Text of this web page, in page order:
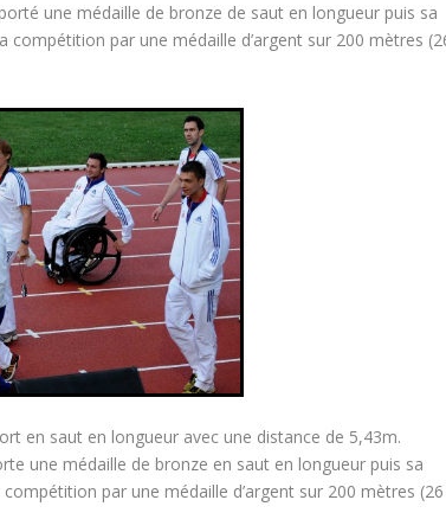
une médaille de bronze de saut en longueur puis sa
compétition par une médaille d’argent sur 200 mètres
en saut en longueur avec une distance de 5,43m.
une médaille de bronze en saut en longueur puis sa
par une médaille d’argent sur 200 mètres (26